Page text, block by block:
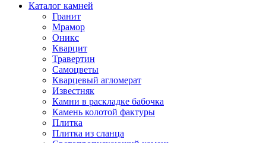
Каталог камней
Гранит
Мрамор
Оникс
Кварцит
Травертин
Самоцветы
Кварцевый агломерат
Известняк
Камни в раскладке бабочка
Камень колотой фактуры
Плитка
Плитка из сланца